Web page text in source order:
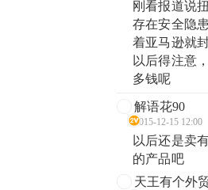
刚看报道说
存在安全隐
着亚马逊就封
以后得注意
多钱呢
解语花90
2015-12-15 12:00
以后还是卖
的产品吧
天王有个外